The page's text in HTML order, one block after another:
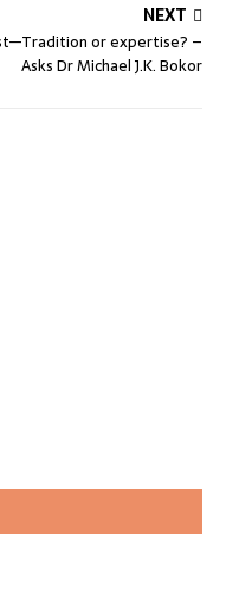
NEXT
or expertise? –
Asks Dr Michael J.K. Bokor